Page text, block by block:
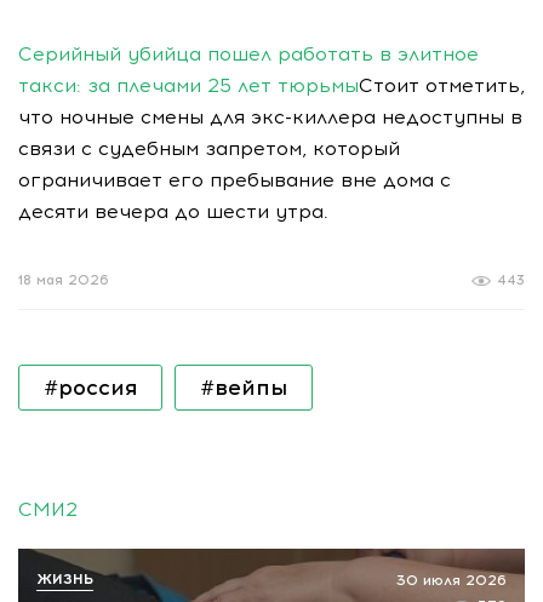
Серийный убийца пошел работать в элитное
такси: за плечами 25 лет тюрьмыСтоит отметить,
что ночные смены для экс-киллера недоступны в
связи с судебным запретом, который
ограничивает его пребывание вне дома с
десяти вечера до шести утра.
443
18 мая 2026
#россия #вейпы
СМИ2
30 июля 2026
ЖИЗНЬ